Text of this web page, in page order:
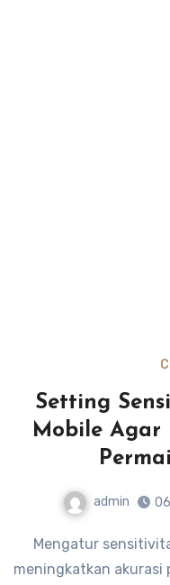
Setting
Mobile Agar
admin
Mengatur sensitivitas di Call of Duty Mobile dapat
meningkatkan akurasi